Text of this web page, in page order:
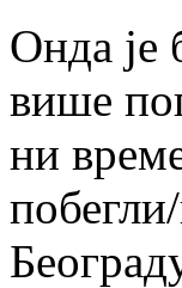
Он­да је
ви­ше
ни